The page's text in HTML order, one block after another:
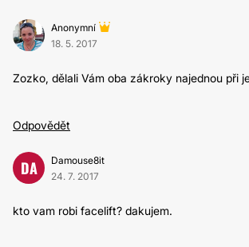
Anonymní
18. 5. 2017
Zozko, dělali Vám oba zákroky najednou při
Odpovědět
DA
Damouse8it
24. 7. 2017
kto vam robi facelift? dakujem.